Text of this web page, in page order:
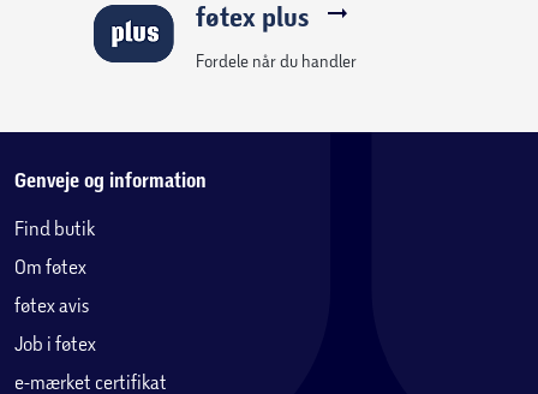
Rolleleg for hundefans
Inspirer børn til at finde på deres egne strandeventyr med
føtex plus
Fordele når du handler
Genveje og information
Find butik
Om føtex
føtex avis
Job i føtex
e-mærket certifikat